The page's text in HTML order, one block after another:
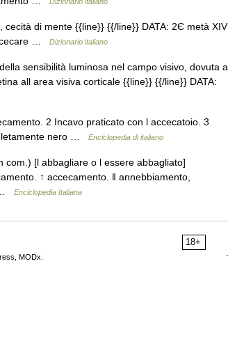
cecità di mente {{line}} {{/line}} DATA: 2Є metà XIV
…
Dizionario italiano
sensibilità luminosa nel campo visivo, dovuta a
all area visiva corticale {{line}} {{/line}} DATA:
2 Incavo praticato con l accecatoio. 3
nero …
Enciclopedia di italiano
[l abbagliare o l essere abbagliato]
↑ accecamento. ‖ annebbiamento,
…
Enciclopedia Italiana
18+
MODx.